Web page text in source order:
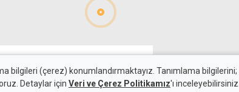
bilgileri (çerez) konumlandırmaktayız. Tanımlama
Detaylar için Veri ve Çerez Politikamız'ı inceleyebilirsiniz.